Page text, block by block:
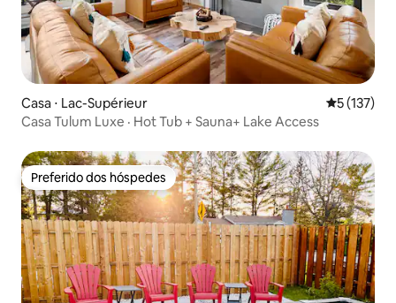
Casa ⋅ Lac-Supérieur 5 de uma
5 (137)
Casa Tulum Luxe · Hot Tub + Sauna+ Lake Access
Preferido dos hóspedes
Preferido dos hóspedes